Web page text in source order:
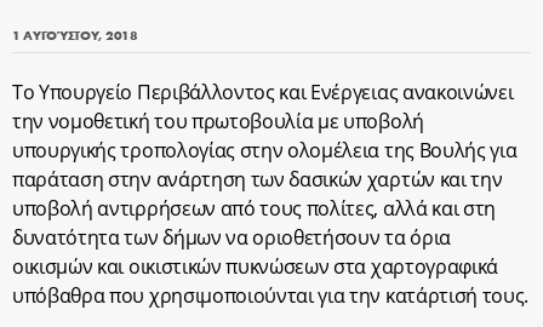
1 ΑΥΓΟΎΣΤΟΥ, 2018
Το Υπουργείο Περιβάλλοντος και Ενέργειας ανακοινώνει
την νομοθετική του πρωτοβουλία με υποβολή
υπουργικής τροπολογίας στην ολομέλεια της Βουλής για
παράταση στην ανάρτηση των δασικών χαρτών και την
υποβολή αντιρρήσεων από τους πολίτες, αλλά και στη
δυνατότητα των δήμων να οριοθετήσουν τα όρια
οικισμών και οικιστικών πυκνώσεων στα χαρτογραφικά
υπόβαθρα που χρησιμοποιούνται για την κατάρτισή τους.